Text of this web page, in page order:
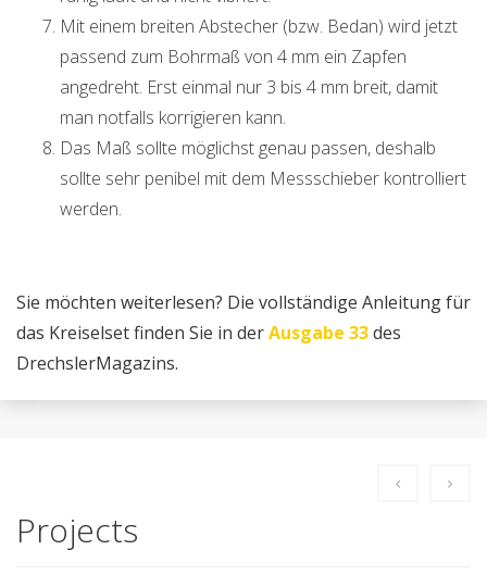
Mit einem breiten Abstecher (bzw. Bedan) wird jetzt
passend zum Bohrmaß von 4 mm ein Zapfen
angedreht. Erst einmal nur 3 bis 4 mm breit, damit
man notfalls korrigieren kann.
Das Maß sollte möglichst genau passen, deshalb
sollte sehr penibel mit dem Messschieber kontrolliert
werden.
Sie möchten weiterlesen? Die vollständige Anleitung für
das Kreiselset finden Sie in derAusgabe 33des
DrechslerMagazins.
Projects